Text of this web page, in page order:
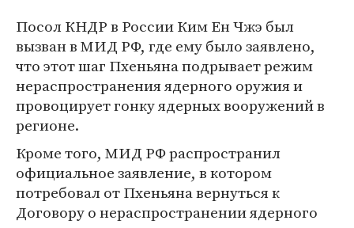
Посол КНДР в России Ким Ен Чжэ был
вызван в МИД РФ, где ему было заявлено,
что этот шаг Пхеньяна подрывает режим
нераспространения ядерного оружия и
провоцирует гонку ядерных вооружений в
регионе.
Кроме того, МИД РФ распространил
официальное заявление, в котором
потребовал от Пхеньяна вернуться к
Договору о нераспространении ядерного